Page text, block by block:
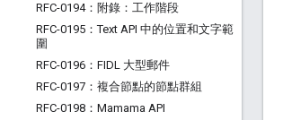
RFC-0194：附錄：工作階段
RFC-0195：Text API 中的位置和文字範
圍
RFC-0196：FIDL 大型郵件
RFC-0197：複合節點的節點群組
RFC-0198：Mamama API